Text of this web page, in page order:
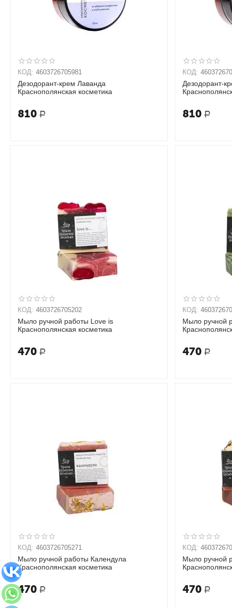
КОД: 4603726705981
Дезодорант-крем Лаванда
Краснополянская косметика
810 Р
КОД:
Дезодорант-
810 Р
КОД: 4603726705202
Мыло ручной работы Love is
Краснополянская косметика
470 Р
КОД:
Мыло ручной
470 Р
КОД: 4603726705271
Мыло ручной работы Календула
Краснополянская косметика
470 Р
КОД:
Мыло ручной
470 Р